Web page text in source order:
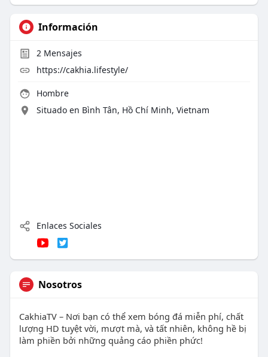
Información
2Mensajes
https://cakhia.lifestyle/
Hombre
Situado en Bình Tân, Hồ Chí Minh, Vietnam
Enlaces Sociales
Nosotros
CakhiaTV – Nơi bạn có thể xem bóng đá miễn phí, chất
lượng HD tuyệt vời, mượt mà, và tất nhiên, không hề bị
làm phiền bởi những quảng cáo phiền phức!